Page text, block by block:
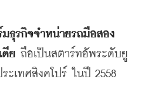
ธุรกิจจำหน่ายรถมือสอง
ดีย ถือเป็นสตาร์ทอัพระดับยู
เทศสิงคโปร์ ในปี 2558